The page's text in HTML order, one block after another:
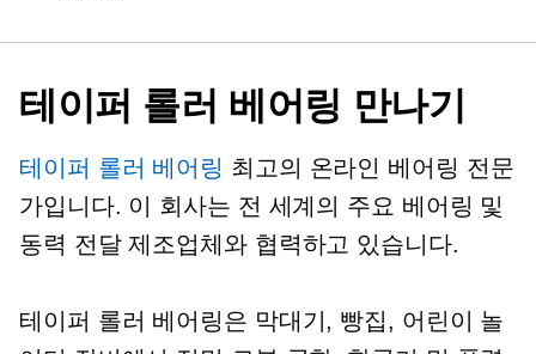
테이퍼 롤러 베어링 만나기
테이퍼 롤러 베어링 최고의 온라인 베어링 전문
가입니다. 이 회사는 전 세계의 주요 베어링 및
동력 전달 제조업체와 협력하고 있습니다.
테이퍼 롤러 베어링은 막대기, 빵집, 어린이 놀